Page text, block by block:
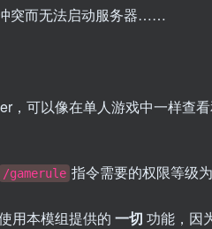
突而无法启动服务器……
，可以像在单人游戏中一样查
/gamerule 指令需要的权限等级为
用本模组提供的 一切 功能，因